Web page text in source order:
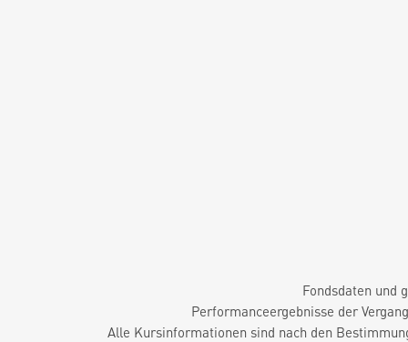
Fondsdaten und
Performanceergebnisse der
Alle Kursinformationen sind nach den